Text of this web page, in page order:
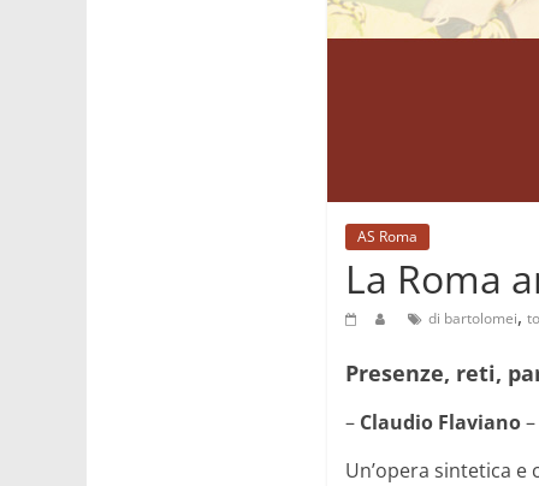
AS Roma
La Roma
di bartolomei,
Presenze, reti,
– Claudio Flaviano–
Un’opera sintetica